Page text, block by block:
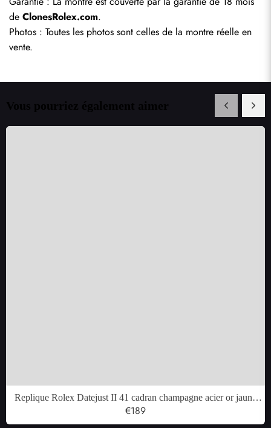
de ClonesRolex.com.
Photos : Toutes les photos sont celles de la montre réelle en
vente.
Vous pourriez également aimer
Replique Rolex Datejust II 41 cadran champagne acier or jaune
montre homme 116333
€189